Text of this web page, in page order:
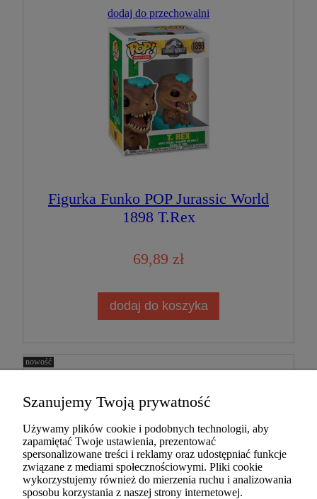
dodaj do przechowalni
Figurka Funko POP Jurassic World
1898 T.Rex
69,89 zł
dodaj do koszyka
dodaj do przechowalni
nowość
Szanujemy Twoją prywatność
Używamy plików cookie i podobnych technologii, aby
zapamiętać Twoje ustawienia, prezentować
spersonalizowane treści i reklamy oraz udostępniać funkcje
związane z mediami społecznościowymi. Pliki cookie
wykorzystujemy również do mierzenia ruchu i analizowania
sposobu korzystania z naszej strony internetowej.